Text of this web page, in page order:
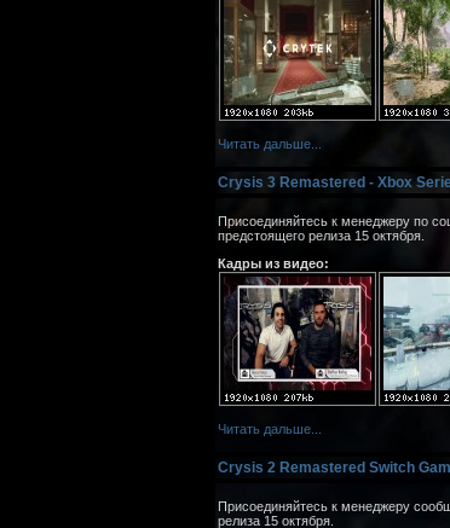
Читать дальше...
Crysis 3 Remastered - Xbox
Присоединяйтесь к менеджеру по
предстоящего релиза 15 октября.
Кадры из видео:
Читать дальше...
Crysis 2 Remastered Switch
Присоединяйтесь к менеджеру
релиза 15 октября.